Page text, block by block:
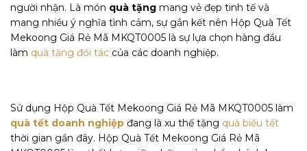
người nhận. Là món quà tặng mang vẻ đẹp tinh tế và
mang nhiều ý nghĩa tình cảm, sự gắn kết nên Hộp Quà Tết
Mekoong Giá Rẻ Mã MKQT0005 là sự lựa chọn hàng đầu
làm quà tặng đối tác của các doanh nghiệp.
Sử dụng Hộp Quà Tết Mekoong Giá Rẻ Mã MKQT0005 làm
quà tết doanh nghiệp đang là xu thế tặng quà biếu tết
thời gian gần đây. Hộp Quà Tết Mekoong Giá Rẻ Mã